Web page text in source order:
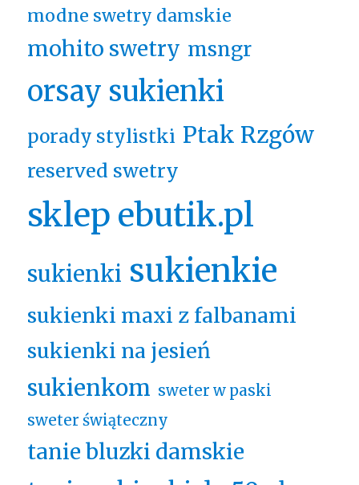
modne swetry damskie
mohito swetry msngr
orsay sukienki
porady stylistki Ptak Rzgów
reserved swetry
sklep ebutik.pl
sukienki sukienkie
sukienki maxi z falbanami
sukienki na jesień
sukienkom sweter w paski
sweter świąteczny
tanie bluzki damskie